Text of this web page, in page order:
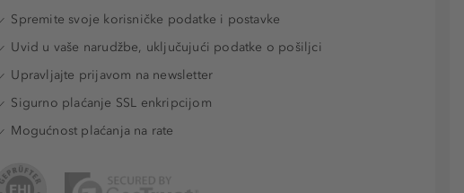
Spremite svoje korisničke podatke i postavke
Uvid u vaše narudžbe, uključujući podatke o pošiljci
Upravljajte prijavom na newsletter
Sigurno plaćanje SSL enkripcijom
Mogućnost plaćanja na rate